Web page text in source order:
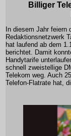
Billiger
In diesem Jahr feiern
Redaktionsnetzwerk
hat laufend ab dem
berichtet. Damit
Handytarife
schnell zweistellige
Telekom weg. Auch
Telefon-Flatrate hat,